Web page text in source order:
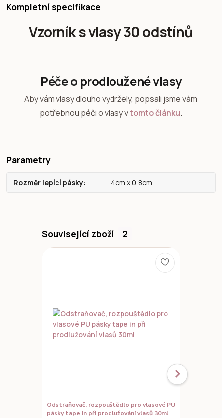
Kompletní specifikace
Vzorník s vlasy 30 odstínů
Péče o prodloužené vlasy
Aby vám vlasy dlouho vydržely, popsali jsme vám
potřebnou péči o vlasy vtomto článku.
Parametry
Rozměr lepící pásky 4cm x 0,8cm
Související zboží 2
Odstraňovač, rozpouštědlo pro vlasové PU
pásky tape in při prodlužování vlasů 30ml